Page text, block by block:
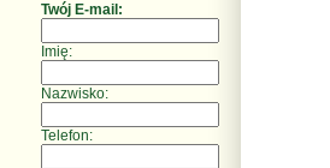
Twój E-mail:
Imię:
Nazwisko:
Telefon: